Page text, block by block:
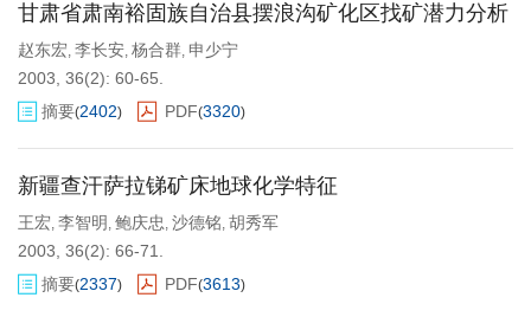
甘肃省肃南裕固族自治县摆浪沟矿化区找矿潜力分析
赵东宏, 李长安, 杨合群, 申少宁
2003, 36(2): 60-65.
摘要(2402) PDF(3320)
新疆查汗萨拉锑矿床地球化学特征
王宏, 李智明 , 鲍庆忠 , 沙德铭, 胡秀军
2003, 36(2): 66-71.
摘要(2337) PDF(3613)